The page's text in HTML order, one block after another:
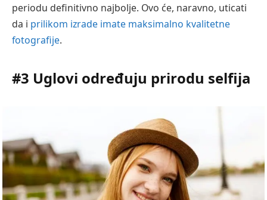
periodu definitivno najbolje. Ovo će, naravno, uticati
da i prilikom izrade imate maksimalno kvalitetne
fotografije.
#3 Uglovi određuju prirodu selfija